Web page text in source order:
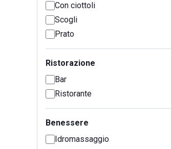
Con ciottoli
Scogli
Prato
Ristorazione
Bar
Ristorante
Benessere
Idromassaggio